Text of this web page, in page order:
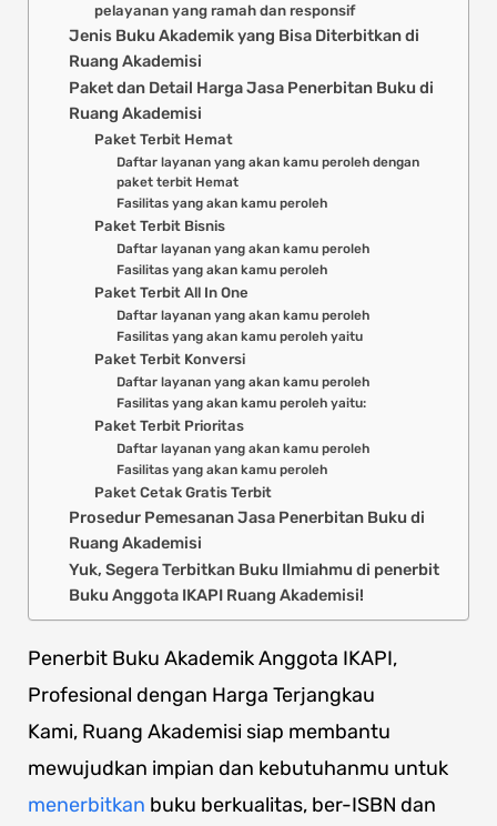
pelayanan yang ramah dan responsif
Jenis Buku Akademik yang Bisa Diterbitkan di
Ruang Akademisi
Paket dan Detail Harga Jasa Penerbitan Buku di
Ruang Akademisi
Paket Terbit Hemat
Daftar layanan yang akan kamu peroleh dengan
paket terbit Hemat
Fasilitas yang akan kamu peroleh
Paket Terbit Bisnis
Daftar layanan yang akan kamu peroleh
Fasilitas yang akan kamu peroleh
Paket Terbit All In One
Daftar layanan yang akan kamu peroleh
Fasilitas yang akan kamu peroleh yaitu
Paket Terbit Konversi
Daftar layanan yang akan kamu peroleh
Fasilitas yang akan kamu peroleh yaitu:
Paket Terbit Prioritas
Daftar layanan yang akan kamu peroleh
Fasilitas yang akan kamu peroleh
Paket Cetak Gratis Terbit
Prosedur Pemesanan Jasa Penerbitan Buku di
Ruang Akademisi
Yuk, Segera Terbitkan Buku Ilmiahmu di penerbit
Buku Anggota IKAPI Ruang Akademisi!
Penerbit Buku Akademik Anggota IKAPI,
Profesional dengan Harga Terjangkau
Kami, Ruang Akademisi siap membantu
mewujudkan impian dan kebutuhanmu untuk
menerbitkan buku berkualitas, ber-ISBN dan